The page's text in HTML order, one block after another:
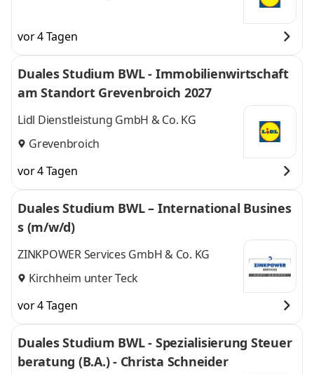
vor 4 Tagen
Duales Studium BWL - Immobilienwirtschaft
am Standort Grevenbroich 2027
Lidl Dienstleistung GmbH & Co. KG
Grevenbroich
vor 4 Tagen
Duales Studium BWL – International Busines
s (m/w/d)
ZINKPOWER Services GmbH & Co. KG
Kirchheim unter Teck
vor 4 Tagen
Duales Studium BWL - Spezialisierung Steuer
beratung (B.A.) - Christa Schneider